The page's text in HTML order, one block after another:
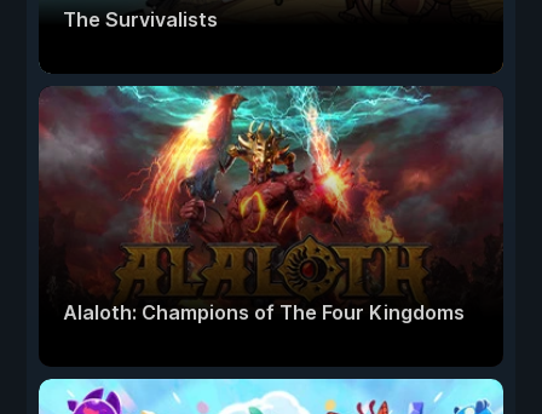
The Survivalists
Alaloth: Champions of The Four Kingdoms